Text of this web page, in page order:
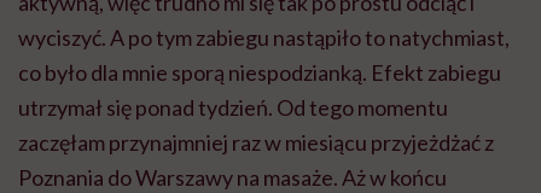
wyciszyć. A po tym zabiegu nastąpiło to natychmiast,
co było dla mnie sporą niespodzianką. Efekt zabiegu
utrzymał się ponad tydzień. Od tego momentu
zaczęłam przynajmniej raz w miesiącu przyjeżdżać z
Poznania do Warszawy na masaże. Aż w końcu